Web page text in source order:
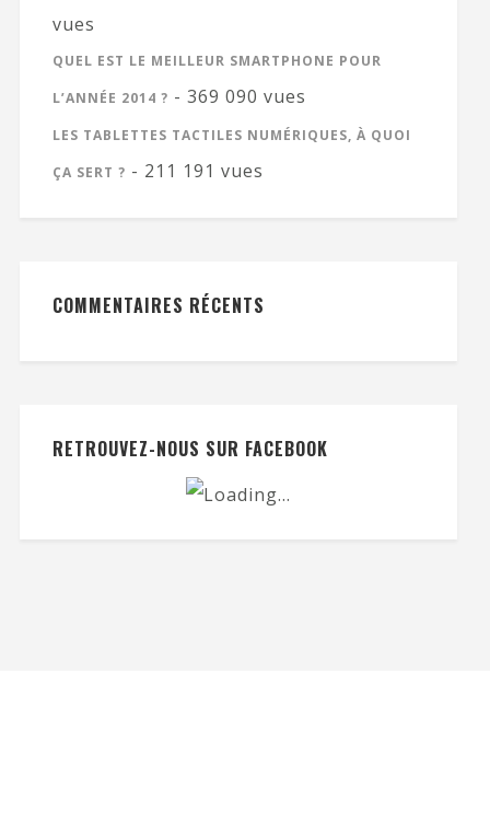
vues
QUEL EST LE MEILLEUR SMARTPHONE POUR
L’ANNÉE 2014 ? - 369 090 vues
LES TABLETTES TACTILES NUMÉRIQUES, À QUOI
ÇA SERT ? - 211 191 vues
COMMENTAIRES RÉCENTS
RETROUVEZ-NOUS SUR FACEBOOK